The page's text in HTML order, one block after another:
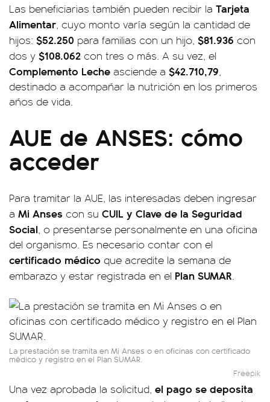
Las beneficiarias también pueden recibir la Tarjeta
Alimentar, cuyo monto varía según la cantidad de
hijos: $52.250 para familias con un hijo, $81.936 con
dos y $108.062 con tres o más. A su vez, el
Complemento Leche asciende a $42.710,79,
destinado a acompañar la nutrición en los primeros
años de vida.
AUE de ANSES: cómo
acceder
Para tramitar la AUE, las interesadas deben ingresar
a Mi Anses con su CUIL y Clave de la Seguridad
Social, o presentarse personalmente en una oficina
del organismo. Es necesario contar con el
certificado médico que acredite la semana de
embarazo y estar registrada en el Plan SUMAR.
La prestación se tramita en Mi Anses o en oficinas con certificado
médico y registro en el Plan SUMAR.
Freepik
Una vez aprobada la solicitud, el pago se deposita